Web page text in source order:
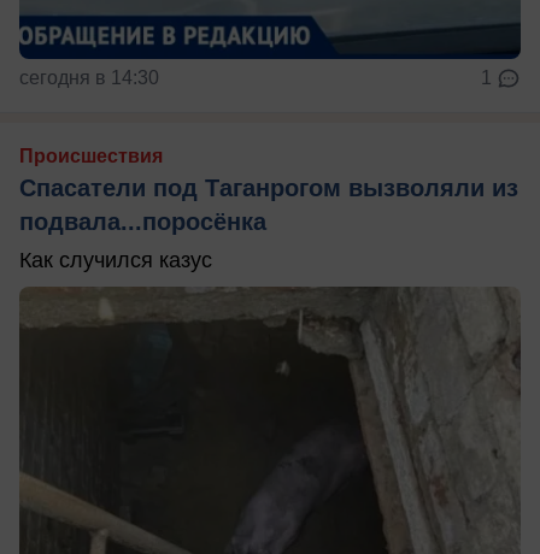
сегодня в 14:30 1
Происшествия
Спасатели под Таганрогом вызволяли из
подвала...поросёнка
Как случился казус